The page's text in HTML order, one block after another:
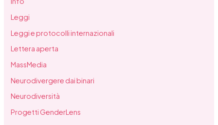
Leggi
Leggi e protocolli internazionali
Lettera aperta
MassMedia
Neurodivergere dai binari
Neurodiversità
Progetti GenderLens